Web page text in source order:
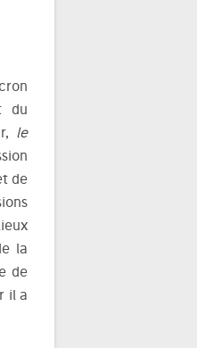
du
le
de
la
de
il a